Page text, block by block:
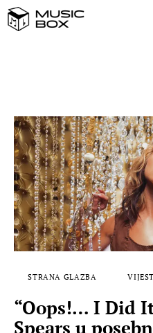
DOMAĆA
STRANA
FILM
MUSIC BOX
STRANA GLAZBA
“Oops!… I Did
Spears u